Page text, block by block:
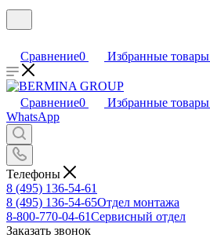
Сравнение0 Избранные товары
Сравнение0 Избранные товары
WhatsApp
Телефоны
8 (495) 136-54-61
8 (495) 136-54-65Отдел монтажа
8-800-770-04-61Сервисный отдел
Заказать звонок